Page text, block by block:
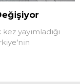
yayımladığı